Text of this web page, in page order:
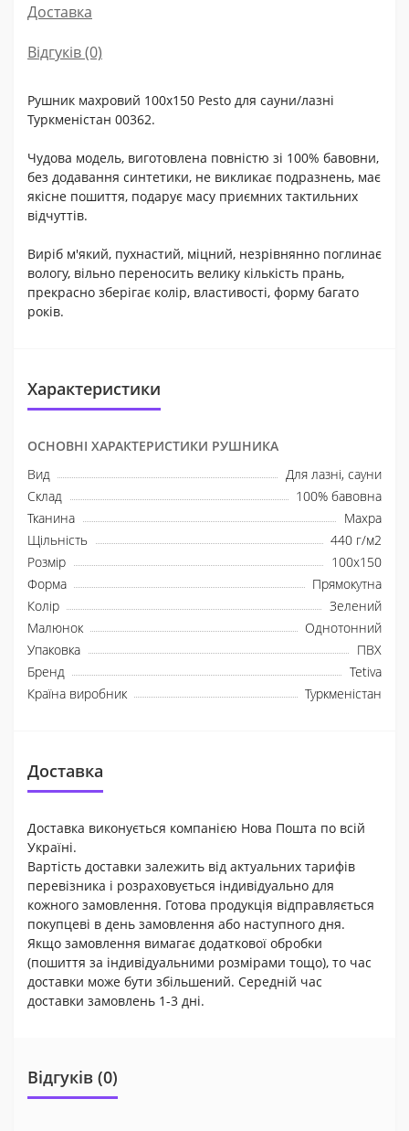
Доставка
Відгуків (0)
Рушник махровий 100x150 Pesto для сауни/лазні
Туркменістан 00362.
Чудова модель, виготовлена повністю зі 100% бавовни,
без додавання синтетики, не викликає подразнень, має
якісне пошиття, подарує масу приємних тактильних
відчуттів.
Виріб м'який, пухнастий, міцний, незрівнянно поглинає
вологу, вільно переносить велику кількість прань,
прекрасно зберігає колір, властивості, форму багато
років.
Характеристики
ОСНОВНІ ХАРАКТЕРИСТИКИ РУШНИКА
Вид
Для лазні, сауни
Склад
100% бавовна
Тканина
Махра
Щільність
440 г/м2
Розмір
100x150
Форма
Прямокутна
Колір
Зелений
Малюнок
Однотонний
Упаковка
ПВХ
Бренд
Tetiva
Країна виробник
Туркменістан
Доставка
Доставка виконується компанією Нова Пошта по всій
Україні.
Вартість доставки залежить від актуальних тарифів
перевізника і розраховується індивідуально для
кожного замовлення. Готова продукція відправляється
покупцеві в день замовлення або наступного дня.
Якщо замовлення вимагає додаткової обробки
(пошиття за індивідуальними розмірами тощо), то час
доставки може бути збільшений. Середній час
доставки замовлень 1-3 дні.
Відгуків (0)